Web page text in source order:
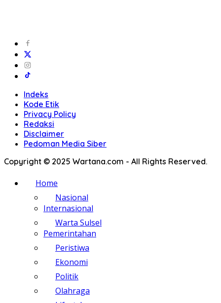
Indeks
Kode Etik
Privacy Policy
Redaksi
Disclaimer
Pedoman Media Siber
Copyright © 2025 Wartana.com - All Rights Reserved.
Home
Nasional
Internasional
Warta Sulsel
Pemerintahan
Peristiwa
Ekonomi
Politik
Olahraga